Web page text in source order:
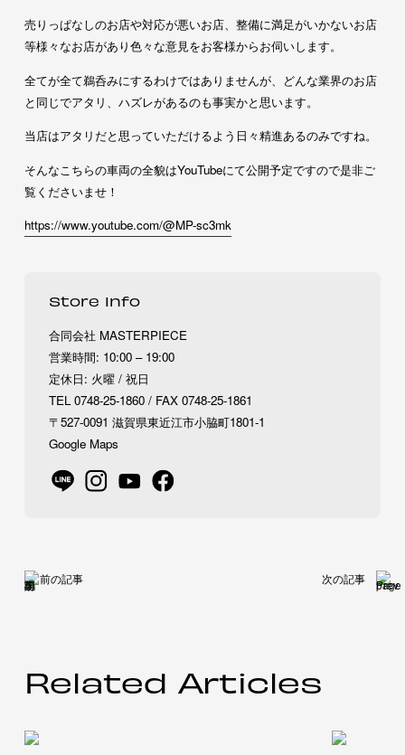
売りっぱなしのお店や対応が悪いお店、整備に満足がいかないお店
等様々なお店があり色々な意見をお客様からお伺いします。
全てが全て鵜呑みにするわけではありませんが、どんな業界のお店
と同じでアタリ、ハズレがあるのも事実かと思います。
当店はアタリだと思っていただけるよう日々精進あるのみですね。
そんなこちらの車両の全貌はYouTubeにて公開予定ですので是非ご
覧くださいませ！
https://www.youtube.com/@MP-sc3mk
Store Info
合同会社 MASTERPIECE
営業時間: 10:00 – 19:00
定休日: 火曜 / 祝日
TEL 0748-25-1860 / FAX 0748-25-1861
〒527-0091 滋賀県東近江市小脇町1801-1
Google Maps
前の記事 次の記事
Related Articles